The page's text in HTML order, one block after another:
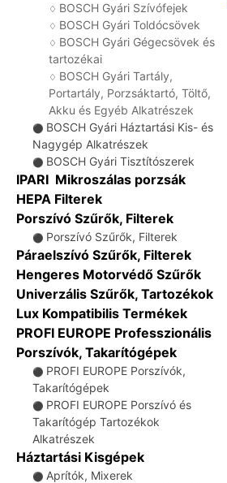
♢ BOSCH Gyári Szívófejek
♢ BOSCH Gyári Toldócsövek
♢ BOSCH Gyári Gégecsövek és
tartozékai
♢ BOSCH Gyári Tartály,
Portartály, Porzsáktartó, Töltő,
Akku és Egyéb Alkatrészek
⚫ BOSCH Gyári Háztartási Kis- és
Nagygép Alkatrészek
⚫ BOSCH Gyári Tisztítószerek
IPARI Mikroszálas porzsák
HEPA Filterek
Porszívó Szűrők, Filterek
⚫ Porszívó Szűrők, Filterek
Páraelszívó Szűrők, Filterek
Hengeres Motorvédő Szűrők
Univerzális Szűrők, Tartozékok
Lux Kompatibilis Termékek
PROFI EUROPE Professzionális
Porszívók, Takarítógépek
⚫ PROFI EUROPE Porszívók,
Takarítógépek
⚫ PROFI EUROPE Porszívó és
Takarítógép Tartozékok
Alkatrészek
Háztartási Kisgépek
⚫ Aprítók, Mixerek